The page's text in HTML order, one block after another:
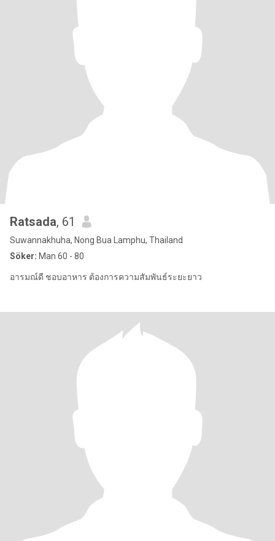
Ratsada, 61
Suwannakhuha, Nong Bua Lamphu, Thailand
Söker: Man 60 - 80
อารมณ์ดี ชอบอาหาร ต้องการความสัมพันธ์ระยะยาว